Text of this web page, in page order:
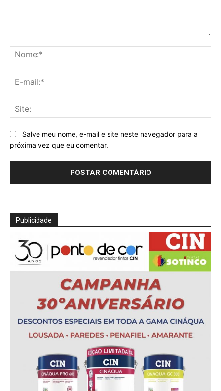
Salve meu nome, e-mail e site neste navegador para a
próxima vez que eu comentar.
Publicidade